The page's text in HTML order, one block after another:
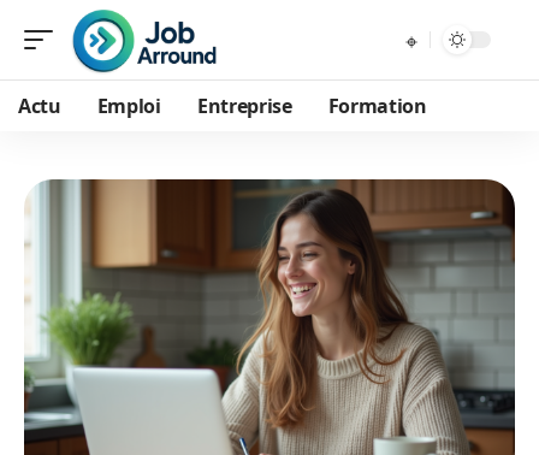
Actu Emploi Entreprise Formation